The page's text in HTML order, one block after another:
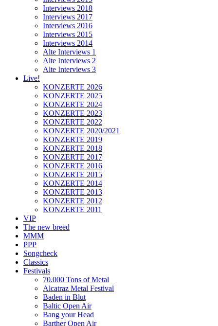
Interviews 2018
Interviews 2017
Interviews 2016
Interviews 2015
Interviews 2014
Alte Interviews 1
Alte Interviews 2
Alte Interviews 3
Live!
KONZERTE 2026
KONZERTE 2025
KONZERTE 2024
KONZERTE 2023
KONZERTE 2022
KONZERTE 2020/2021
KONZERTE 2019
KONZERTE 2018
KONZERTE 2017
KONZERTE 2016
KONZERTE 2015
KONZERTE 2014
KONZERTE 2013
KONZERTE 2012
KONZERTE 2011
VIP
The new breed
MMM
PPP
Songcheck
Classics
Festivals
70.000 Tons of Metal
Alcatraz Metal Festival
Baden in Blut
Baltic Open Air
Bang your Head
Barther Open Air